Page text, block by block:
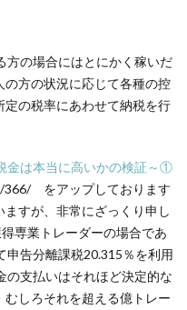
方の場合にはとにかく稼いだ
方の状況に応じて各種の控
の税率にあわせて納税を行
金は本当に高いかの検証～①
をアップしております
すが、非常にざっくり申し
専業トレーダーの場合であ
申告分離課税20.315％を利用
の支払いはそれほど決定的な
しろそれを超える億トレー